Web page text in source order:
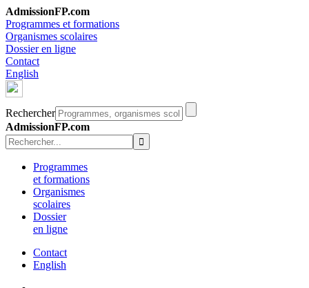
AdmissionFP.com
Programmes et formations
Organismes scolaires
Dossier en ligne
Contact
English
Rechercher
AdmissionFP.com
Programmes
et formations
Organismes
scolaires
Dossier
en ligne
Contact
English